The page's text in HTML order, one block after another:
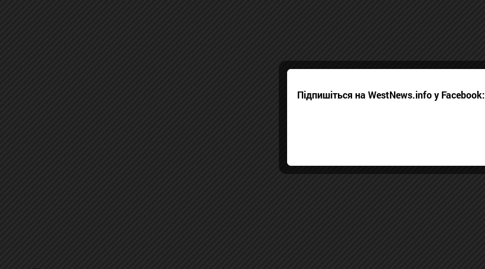
Підпишіться на WestNews.info у Facebook: